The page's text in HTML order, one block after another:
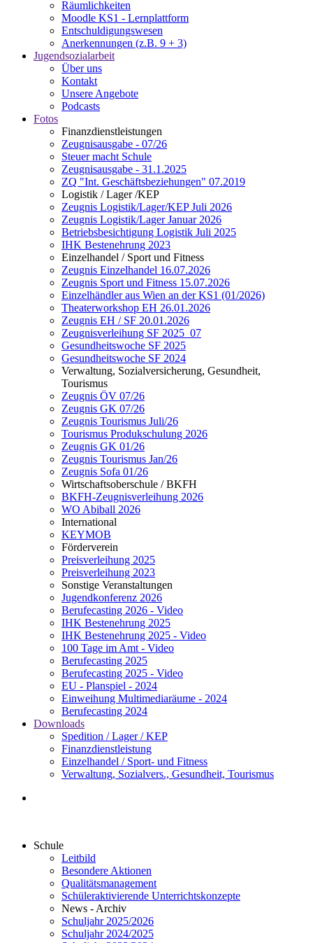
Räumlichkeiten
Moodle KS1 - Lernplattform
Entschuldigungswesen
Anerkennungen (z.B. 9 + 3)
Jugendsozialarbeit
Über uns
Kontakt
Unsere Angebote
Podcasts
Fotos
Finanzdienstleistungen
Zeugnisausgabe - 07/26
Steuer macht Schule
Zeugnisausgabe - 31.1.2025
ZQ "Int. Geschäftsbeziehungen" 07.2019
Logistik / Lager /KEP
Zeugnis Logistik/Lager/KEP Juli 2026
Zeugnis Logistik/Lager Januar 2026
Betriebsbesichtigung Logistik Juli 2025
IHK Bestenehrung 2023
Einzelhandel / Sport und Fitness
Zeugnis Einzelhandel 16.07.2026
Zeugnis Sport und Fitness 15.07.2026
Einzelhändler aus Wien an der KS1 (01/2026)
Theaterworkshop EH 26.01.2026
Zeugnis EH / SF 20.01.2026
Zeugnisverleihung SF 2025_07
Gesundheitswoche SF 2025
Gesundheitswoche SF 2024
Verwaltung, Sozialversicherung, Gesundheit,
Tourismus
Zeugnis ÖV 07/26
Zeugnis GK 07/26
Zeugnis Tourismus Juli/26
Tourismus Produkschulung 2026
Zeugnis GK 01/26
Zeugnis Tourismus Jan/26
Zeugnis Sofa 01/26
Wirtschaftsoberschule / BKFH
BKFH-Zeugnisverleihung 2026
WO Abiball 2026
International
KEYMOB
Förderverein
Preisverleihung 2025
Preisverleihung 2023
Sonstige Veranstaltungen
Jugendkonferenz 2026
Berufecasting 2026 - Video
IHK Bestenehrung 2025
IHK Bestenehrung 2025 - Video
100 Tage im Amt - Video
Berufecasting 2025
Berufecasting 2025 - Video
EU - Planspiel - 2024
Einweihung Multimediaräume - 2024
Berufecasting 2024
Downloads
Spedition / Lager / KEP
Finanzdienstleistung
Einzelhandel / Sport- und Fitness
Verwaltung, Sozialvers., Gesundheit, Tourismus
Schule
Leitbild
Besondere Aktionen
Qualitätsmanagement
Schüleraktivierende Unterrichtskonzepte
News - Archiv
Schuljahr 2025/2026
Schuljahr 2024/2025